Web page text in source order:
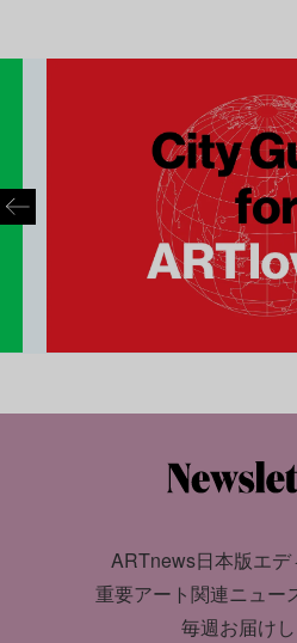
ARTnews日本版エ
重要アート関連ニュー
毎週お届けし